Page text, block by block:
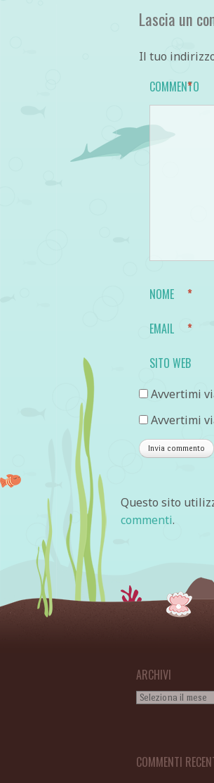
Lascia un
Il tuo
COMMENTO
*
NOME *
EMAIL *
SITO WEB
Avvertimi
Avvertimi
Questo sito
commenti.
ARCHIVI
Archivi
COMMENTI